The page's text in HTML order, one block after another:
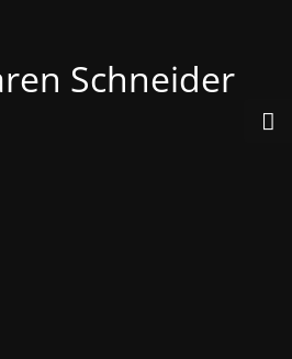
Schneider